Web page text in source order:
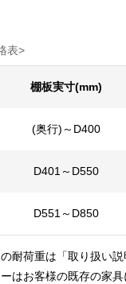
格表>
棚板実寸(mm)
(奥行)～D400
D401～D550
D551～D850
耐荷重は「取り扱い説
はお客様の既存の家具